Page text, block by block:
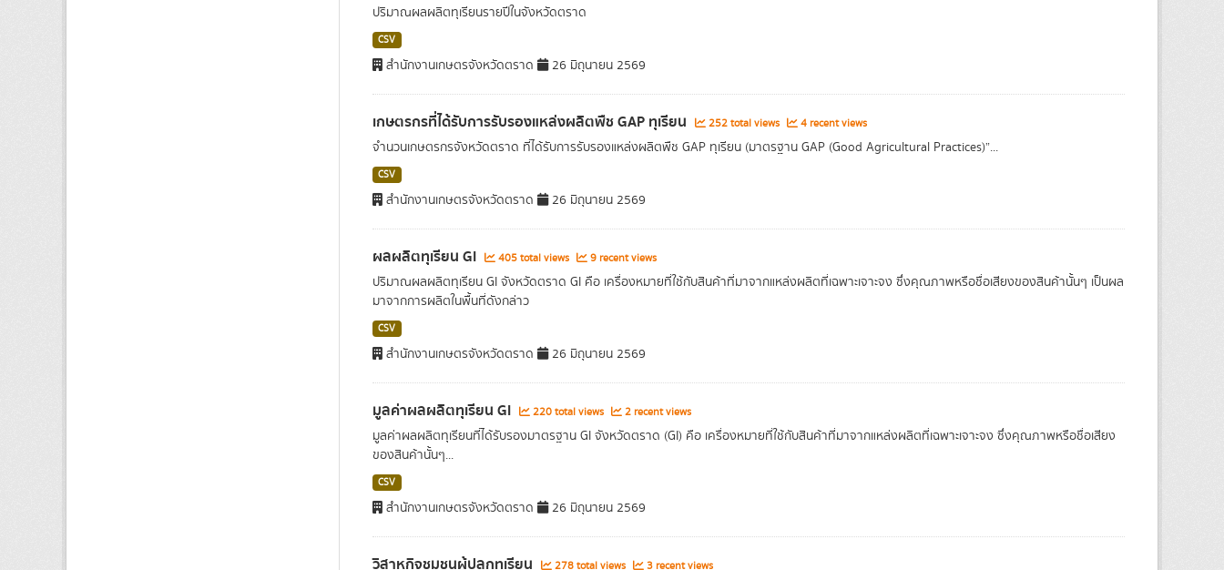
ปริมาณผลผลิตทุเรียนรายปีในจังหวัดตราด
CSV
สำนักงานเกษตรจังหวัดตราด 26 มิถุนายน 2569
เกษตรกรที่ได้รับการรับรองแหล่งผลิตพืช GAP ทุเรียน 252 total views 4 recent views
จำนวนเกษตรกรจังหวัดตราด ที่ได้รับการรับรองแหล่งผลิตพืช GAP ทุเรียน (มาตรฐาน GAP (Good Agricultural Practices)”...
CSV
สำนักงานเกษตรจังหวัดตราด 26 มิถุนายน 2569
ผลผลิตทุเรียน GI 405 total views 9 recent views
ปริมาณผลผลิตทุเรียน GI จังหวัดตราด GI คือ เครื่องหมายที่ใช้กับสินค้าที่มาจากแหล่งผลิตที่เฉพาะเจาะจง ซึ่งคุณภาพหรือชื่อเสียงของสินค้านั้นๆ เป็นผล
มาจากการผลิตในพื้นที่ดังกล่าว
CSV
สำนักงานเกษตรจังหวัดตราด 26 มิถุนายน 2569
มูลค่าผลผลิตทุเรียน GI 220 total views 2 recent views
มูลค่าผลผลิตทุเรียนที่ได้รับรองมาตรฐาน GI จังหวัดตราด (GI) คือ เครื่องหมายที่ใช้กับสินค้าที่มาจากแหล่งผลิตที่เฉพาะเจาะจง ซึ่งคุณภาพหรือชื่อเสียง
ของสินค้านั้นๆ...
CSV
สำนักงานเกษตรจังหวัดตราด 26 มิถุนายน 2569
วิสาหกิจชุมชนผู้ปลูกทุเรียน 278 total views 3 recent views